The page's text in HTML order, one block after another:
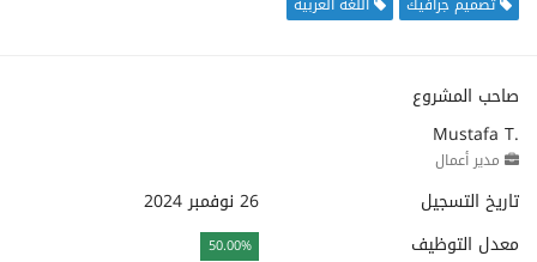
صاحب المشروع
Mustafa T.
مدير أعمال
تاريخ التسجيل
26 نوفمبر 2024
معدل التوظيف
50.00%